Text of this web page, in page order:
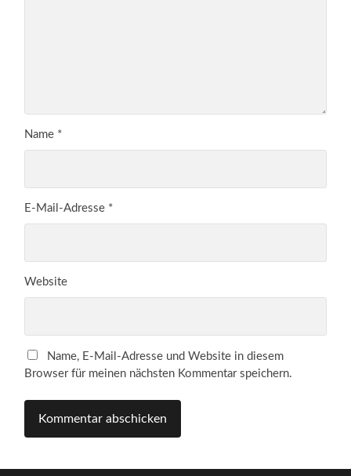
Name *
E-Mail-Adresse *
Website
Name, E-Mail-Adresse und Website in diesem
Browser für meinen nächsten Kommentar speichern.